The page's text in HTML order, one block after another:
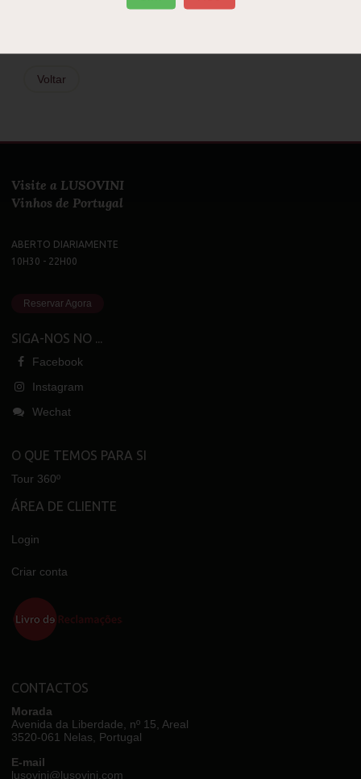
Voltar
Visite a LUSOVINI
Vinhos de Portugal
ABERTO DIARIAMENTE
10H30 - 22H00
Reservar Agora
SIGA-NOS NO ...
Facebook
Instagram
Wechat
O QUE TEMOS PARA SI
Tour 360º
ÁREA DE CLIENTE
Login
Criar conta
CONTACTOS
Morada
Avenida da Liberdade, nº 15, Areal
3520-061 Nelas, Portugal
E-mail
lusovini@lusovini.com